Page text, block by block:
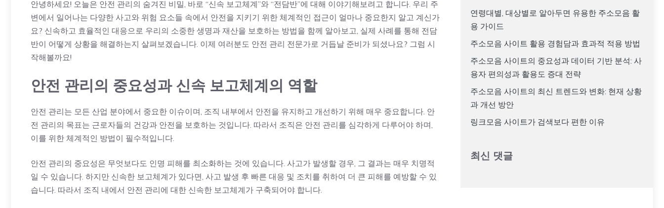
안녕하세요! 오늘은 안전 관리의 숨겨진 비밀, 바로 “신속 보고체계”와 “전담반”에 대해 이야기해보려고 합니다. 우리 주
변에서 일어나는 다양한 사고와 위험 요소들 속에서 안전을 지키기 위한 체계적인 접근이 얼마나 중요한지 알고 계신가
요? 신속하고 효율적인 대응으로 우리의 소중한 생명과 재산을 보호하는 방법을 함께 알아보고, 실제 사례를 통해 전담
반이 어떻게 상황을 해결하는지 살펴보겠습니다. 이제 여러분도 안전 관리 전문가로 거듭날 준비가 되셨나요? 그럼 시
작해볼까요!
안전 관리의 중요성과 신속 보고체계의 역할
안전 관리는 모든 산업 분야에서 중요한 이슈이며, 조직 내부에서 안전을 유지하고 개선하기 위해 매우 중요합니다. 안
전 관리의 목표는 근로자들의 건강과 안전을 보호하는 것입니다. 따라서 조직은 안전 관리를 심각하게 다루어야 하며,
이를 위한 체계적인 방법이 필수적입니다.
안전 관리의 중요성은 무엇보다도 인명 피해를 최소화하는 것에 있습니다. 사고가 발생할 경우, 그 결과는 매우 치명적
일 수 있습니다. 하지만 신속한 보고체계가 있다면, 사고 발생 후 빠른 대응 및 조치를 취하여 더 큰 피해를 예방할 수 있
습니다. 따라서 조직 내에서 안전 관리에 대한 신속한 보고체계가 구축되어야 합니다.
연령대별, 대상별로 알아두면 유용한 주소모음 활
용 가이드
주소모음 사이트 활용 경험담과 효과적 적용 방법
주소모음 사이트의 중요성과 데이터 기반 분석: 사
용자 편의성과 활용도 증대 전략
주소모음 사이트의 최신 트렌드와 변화: 현재 상황
과 개선 방안
링크모음 사이트가 검색보다 편한 이유
최신 댓글